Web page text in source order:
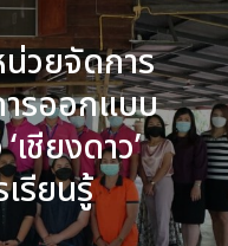
น่วยจัดการ
ารออกแบบ
เชียงดาว’
รียนรู้